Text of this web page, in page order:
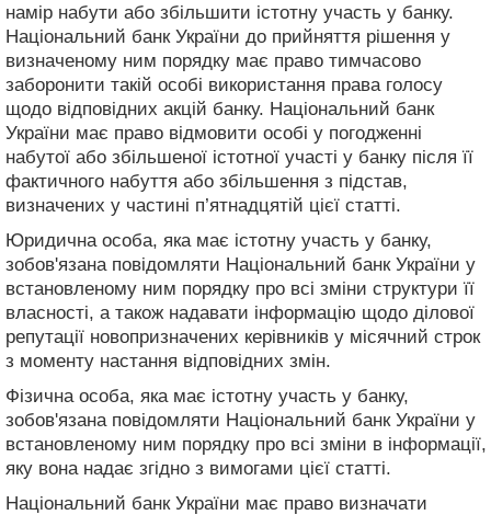
намір набути або збільшити істотну участь у банку.
Національний банк України до прийняття рішення у
визначеному ним порядку має право тимчасово
заборонити такій особі використання права голосу
щодо відповідних акцій банку. Національний банк
України має право відмовити особі у погодженні
набутої або збільшеної істотної участі у банку після її
фактичного набуття або збільшення з підстав,
визначених у частині п’ятнадцятій цієї статті.
Юридична особа, яка має істотну участь у банку,
зобов'язана повідомляти Національний банк України у
встановленому ним порядку про всі зміни структури її
власності, а також надавати інформацію щодо ділової
репутації новопризначених керівників у місячний строк
з моменту настання відповідних змін.
Фізична особа, яка має істотну участь у банку,
зобов'язана повідомляти Національний банк України у
встановленому ним порядку про всі зміни в інформації,
яку вона надає згідно з вимогами цієї статті.
Національний банк України має право визначати